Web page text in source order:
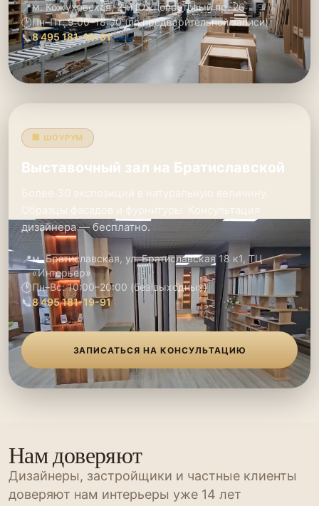
📍м. Кожуховская, 2-й Южнопортовый пр. 26
🕑Пн–Пт: 9:00–18:00 (по предварительной записи)
📞8 495 181-19-91
🏢 ШОУРУМ
Выставочный зал на Братиславской
Более 30 экспозиций в натуральную величину.
Образцы фасадов и фурнитуры. Консультация
дизайнера — бесплатно.
📍м. Братиславская, ул. Братиславская 18 к1, ТЦ
«Интерьер»
🕑Пн–Вс: 10:00–20:00 (без выходных)
📞8 495 181-19-91
ЗАПИСАТЬСЯ НА КОНСУЛЬТАЦИЮ
Нам доверяют
Дизайнеры, застройщики и частные клиенты
доверяют нам интерьеры уже 14 лет